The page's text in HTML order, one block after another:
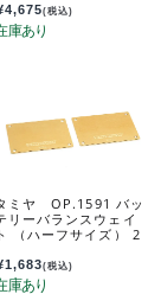
4,675(税込)
ミヤ OP.1591 バッ
リーバランスウェイ
ト （ハーフサイズ） 2
1,683(税込)